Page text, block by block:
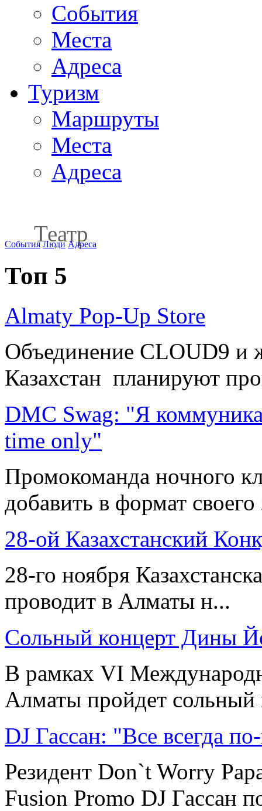
События
Места
Адреса
Туризм
Маршруты
Места
Адреса
Театр
События Люди Адреса
Топ 5
Almaty Pop-Up Store
Объединение CLOUD9 и
Казахстан планируют
DMC Swag: "Я
time only"
Промокоманда ночного
добавить в формат своего
28-ой Казахстанский
28-го ноября
проводит в Алматы н...
Сольный концерт Дины
В рамках VI
Алматы пройдет сольный
DJ Гассан: "Все всегда
Резидент Don`t Worry
Fusion Promo DJ Гассан